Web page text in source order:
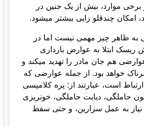
برخی موارد، بیش از یک جنین در
امکان چندقلو زایی بیشتر می­شود.
به ظاهر چیز مهمی نیست اما در
ریسک ابتلا به عوارض بارداری
هم جان مادر را تهدید می­کند و
خواهد بود. از جمله عوارضی که
است، عبارتند از: پره کلامپسی
حاملگی، دیابت حاملگی، خونریزی
به عمل سزارین، و حتی سقط